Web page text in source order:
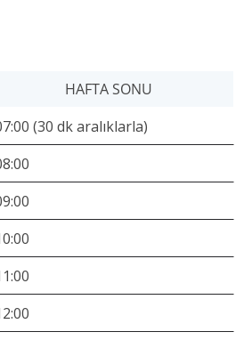
HAFTA SONU
(30 dk aralıklarla)